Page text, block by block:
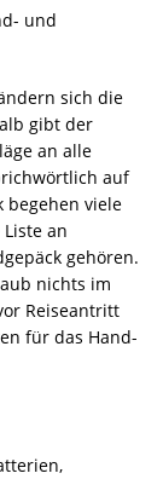
und
sich die
gibt der
an alle
auf
begehen viele
an
gehören.
nichts im
Reiseantritt
für das Hand-